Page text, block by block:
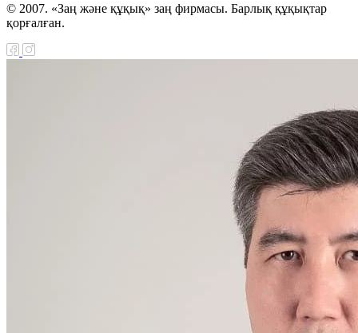
© 2007. «Заң және құқық» заң фирмасы. Барлық құқықтар
қорғалған.